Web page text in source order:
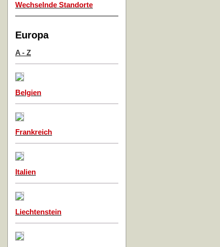
Wechselnde Standorte
Europa
A - Z
Belgien
Frankreich
Italien
Liechtenstein